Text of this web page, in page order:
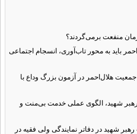
منفعت برمی‌گردند؟
باید به محور تاب‌آوری، انسجام اجتماعی
هلال‌احمر در آزمون بزرگ وداع با
شهید، الگوی عملی خدمت بی‌منت و
بزرگداشت رهبر شهید در دفاتر نمایندگی ولی فقیه در